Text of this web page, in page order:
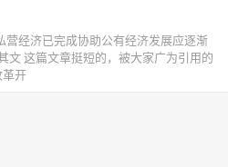
营经济已完成协助公有经济发展应逐渐
文 这篇文章挺短的，被大家广为引用的
开